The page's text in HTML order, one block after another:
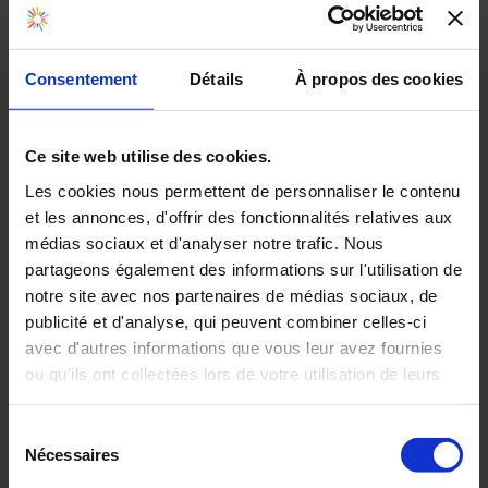
Consentement Détails À propos des cookies
Ce site web utilise des cookies.
Les cookies nous permettent de personnaliser le contenu
et les annonces, d'offrir des fonctionnalités relatives aux
médias sociaux et d'analyser notre trafic. Nous
partageons également des informations sur l'utilisation de
notre site avec nos partenaires de médias sociaux, de
publicité et d'analyse, qui peuvent combiner celles-ci
avec d'autres informations que vous leur avez fournies
ou qu'ils ont collectées lors de votre utilisation de leurs
Nécessaires
l’évaluer
Une fois ces conditions remplies, vous pourrez
Ceci est essentiel pour favoriser leur adhésion et la
développement des compétences est un fil rouge, mais
des évolutions peuvent survenir.
L’agilité vous permettra de vous adapter en cas de
besoin.
Le déploiement du plan consistera ensuite à organiser
les formations en e-learning, présentiel ou via un mix
des deux : leblended-learning.
Vous devrez aussi évaluer régulièrement les résultats de
votre plan : les compétences sont-elles acquises, le
retour sur investissement est-il bien au rendez-vous ?
Vidéo sur le plan de développement des
compétences